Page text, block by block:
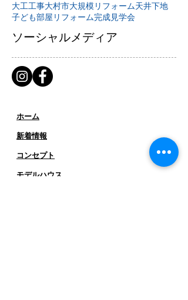
大工工事大村市大規模リフォーム天井下地
子ども部屋リフォーム完成見学会
ソーシャルメディア
ホーム
新着情報
コンセプト
​​モデルハウス